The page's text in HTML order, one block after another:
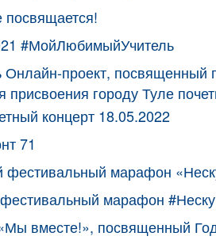
#МойЛюбимыйУчитель
Онлайн-проект,
присвоения городу Туле
концерт 18.05.2022
71
фестивальный марафон
марафон
вместе!», посвященный